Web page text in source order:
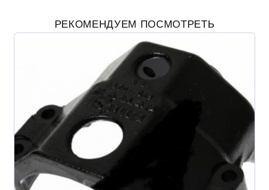
РЕКОМЕНДУЕМ ПОСМОТРЕТЬ